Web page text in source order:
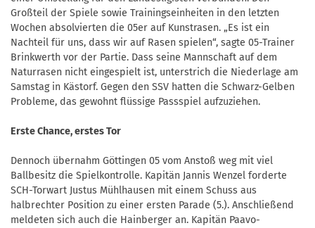
Großteil der Spiele sowie Trainingseinheiten in den letzten
Wochen absolvierten die 05er auf Kunstrasen. „Es ist ein
Nachteil für uns, dass wir auf Rasen spielen“, sagte 05-Trainer
Brinkwerth vor der Partie. Dass seine Mannschaft auf dem
Naturrasen nicht eingespielt ist, unterstrich die Niederlage am
Samstag in Kästorf. Gegen den SSV hatten die Schwarz-Gelben
Probleme, das gewohnt flüssige Passspiel aufzuziehen.
Erste Chance, erstes Tor
Dennoch übernahm Göttingen 05 vom Anstoß weg mit viel
Ballbesitz die Spielkontrolle. Kapitän Jannis Wenzel forderte
SCH-Torwart Justus Mühlhausen mit einem Schuss aus
halbrechter Position zu einer ersten Parade (5.). Anschließend
meldeten sich auch die Hainberger an. Kapitän Paavo-